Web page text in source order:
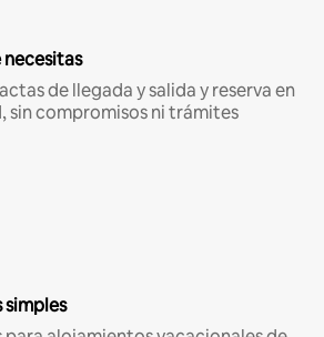
de llegada y salida y reserva en
sin compromisos ni trámites
simples